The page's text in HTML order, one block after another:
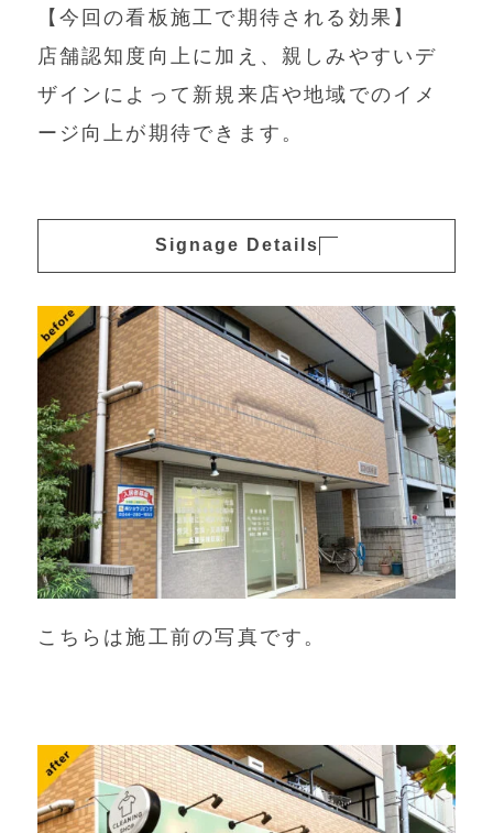
Signage Details
【今回の看板施工で期待される効果】
店舗認知度向上に加え、親しみやすいデ
ザインによって新規来店や地域でのイメ
ージ向上が期待できます。
こちらは施工前の写真です。